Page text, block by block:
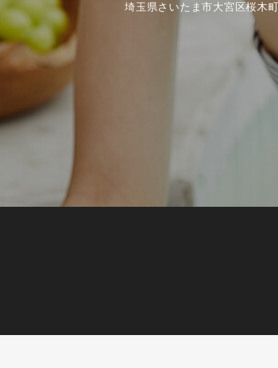
埼玉県さいたま市大宮区桜木